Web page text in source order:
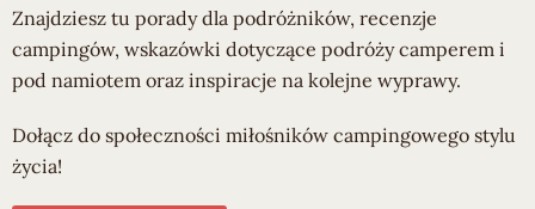
Znajdziesz tu porady dla podróżników, recenzje
campingów, wskazówki dotyczące podróży camperem i
pod namiotem oraz inspiracje na kolejne wyprawy.
Dołącz do społeczności miłośników campingowego stylu
życia!